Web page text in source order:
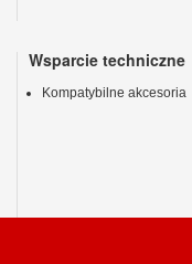
Wsparcie techniczne
Kompatybilne akcesoria